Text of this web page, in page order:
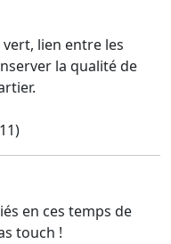
lien entre les
la qualité de
en ces temps de
touch !